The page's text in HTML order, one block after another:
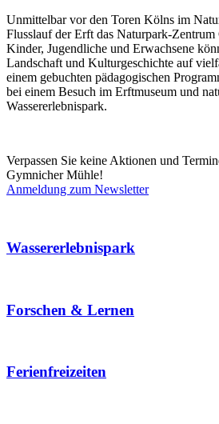
Unmittelbar vor den Toren Kölns im
Flusslauf der Erft das Naturpark-
Kinder, Jugendliche und Erwachsene
Landschaft und Kulturgeschichte auf
einem gebuchten pädagogischen
bei einem Besuch im Erftmuseum und
Wassererlebnispark.
Verpassen Sie keine Aktionen und
Gymnicher Mühle!
Anmeldung zum Newsletter
Wassererlebnispark
Forschen & Lernen
Ferienfreizeiten